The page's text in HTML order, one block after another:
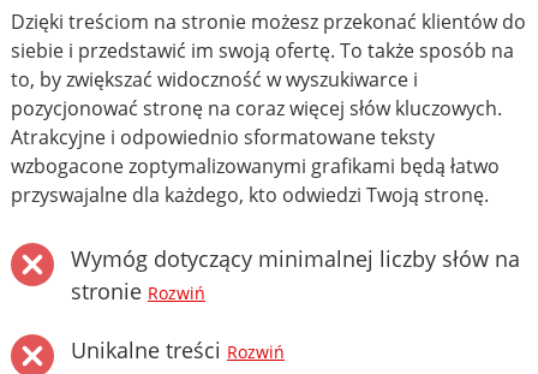
Dzięki treściom na stronie możesz przekonać klientów do
siebie i przedstawić im swoją ofertę. To także sposób na
to, by zwiększać widoczność w wyszukiwarce i
pozycjonować stronę na coraz więcej słów kluczowych.
Atrakcyjne i odpowiednio sformatowane teksty
wzbogacone zoptymalizowanymi grafikami będą łatwo
przyswajalne dla każdego, kto odwiedzi Twoją stronę.
Wymóg dotyczący minimalnej liczby słów na
stronie Rozwiń
Unikalne treści Rozwiń